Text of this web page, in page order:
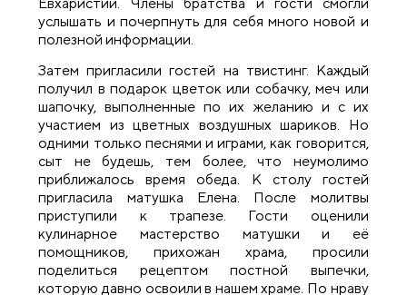
услышать и почерпнуть для себя много новой и
полезной информации.
Затем пригласили гостей на твистинг. Каждый
получил в подарок цветок или собачку, меч или
шапочку, выполненные по их желанию и с их
участием из цветных воздушных шариков. Но
одними только песнями и играми, как говорится,
сыт не будешь, тем более, что неумолимо
приближалось время обеда. К столу гостей
пригласила матушка Елена. После молитвы
приступили к трапезе. Гости оценили
кулинарное мастерство матушки и её
помощников, прихожан храма, просили
поделиться рецептом постной выпечки,
которую давно освоили в нашем храме. По нраву